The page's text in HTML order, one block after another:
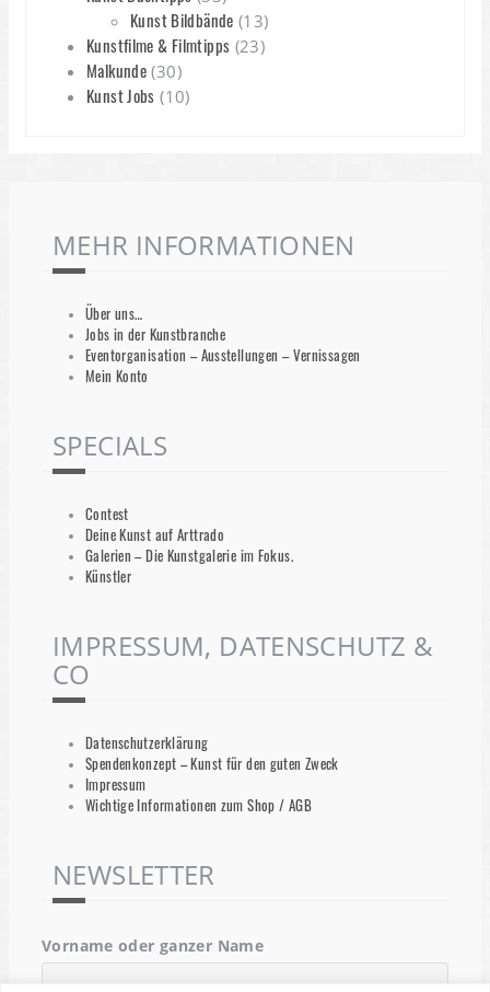
Kunst Bildbände (13)
Kunstfilme & Filmtipps (23)
Malkunde (30)
Kunst Jobs (10)
MEHR INFORMATIONEN
Über uns…
Jobs in der Kunstbranche
Eventorganisation – Ausstellungen – Vernissagen
Mein Konto
SPECIALS
Contest
Deine Kunst auf Arttrado
Galerien – Die Kunstgalerie im Fokus.
Künstler
IMPRESSUM, DATENSCHUTZ &
CO
Datenschutzerklärung
Spendenkonzept – Kunst für den guten Zweck
Impressum
Wichtige Informationen zum Shop / AGB
NEWSLETTER
Vorname oder ganzer Name